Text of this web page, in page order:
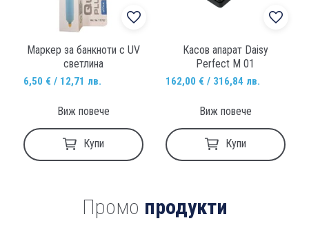
Маркер за банкноти с UV
светлина
6,50 € / 12,71 лв.
Купи
Виж повече
Касов апарат Daisy
Perfect M 01
162,00 € / 316,84 лв.
Купи
Виж повече
Промо продукти